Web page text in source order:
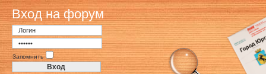
Вход на форум
Запомнить